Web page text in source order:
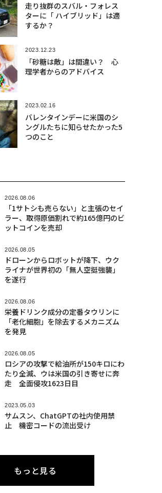
走り抜群のスバル・フォレス
ターに「 ハイブリッド」は適
するか？
2023.12.23
「砂糖は敵」は間違い？ 心
理学者からのアドバイス
2023.02.16
バレンタインデーに米国のシ
ングルたちに知らせたかった5
つのこと
2026.08.06
「1サトシも売らない」と主張のセイ
ラー、取得原価割れで約165億円のビ
ットコインを売却
2026.08.05
ドローンからロボットが降下、ウク
ライナが世界初の「無人空挺強襲」
を遂行
2026.08.06
栄養ドリンク成分の定番タウリンに
「老化細胞」を除去するメカニズム
を発見
2026.08.05
ロシアの攻撃で給油所が150キロにわ
たり全滅、ウは米国の引き寄せに奔
走 全面侵攻1623日目
2023.05.03
サムスン、ChatGPTの社内使用禁
止 機密コードの流出受け
もっと見る